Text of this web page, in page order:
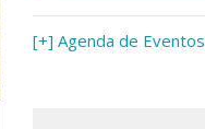
[+] Agenda de Eventos